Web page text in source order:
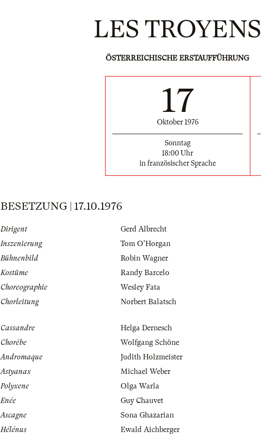
LES TROYENS
ÖSTERREICHISCHE ERSTAUFFÜHRUNG
17
Oktober 1976
Sonntag
18:00 Uhr
in französischer Sprache
BESETZUNG | 17.10.1976
Dirigent
Gerd Albrecht
Inszenierung
Tom O'Horgan
Bühnenbild
Robin Wagner
Kostüme
Randy Barcelo
Choreographie
Wesley Fata
Chorleitung
Norbert Balatsch
Cassandre
Helga Dernesch
Chorèbe
Wolfgang Schöne
Andromaque
Judith Holzmeister
Astyanax
Michael Weber
Polyxene
Olga Warla
Enée
Guy Chauvet
Ascagne
Sona Ghazarian
Hélénus
Ewald Aichberger